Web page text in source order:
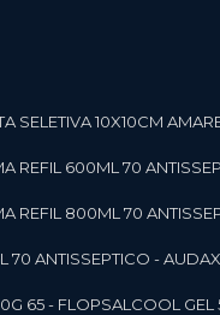
SELETIVA 10X10CM
REFIL 600ML 70
REFIL 800ML 70
70 ANTISSEPTICO - AUDAX
65 - FLOPS ALCOOL